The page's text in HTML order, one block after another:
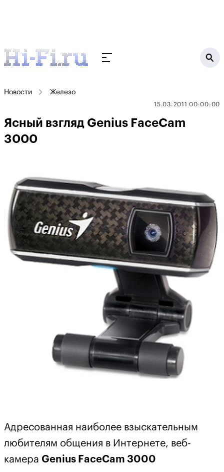
Новости Железо
15.03.2011 00:00:00
Ясный взгляд Genius FaceCam
3000
Адресованная наиболее взыскательным
любителям общения в Интернете, веб-
камера Genius FaceCam 3000